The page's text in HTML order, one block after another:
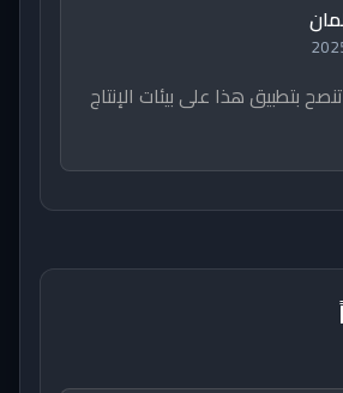
بتطبيق هذا على بيئات الإنتاج